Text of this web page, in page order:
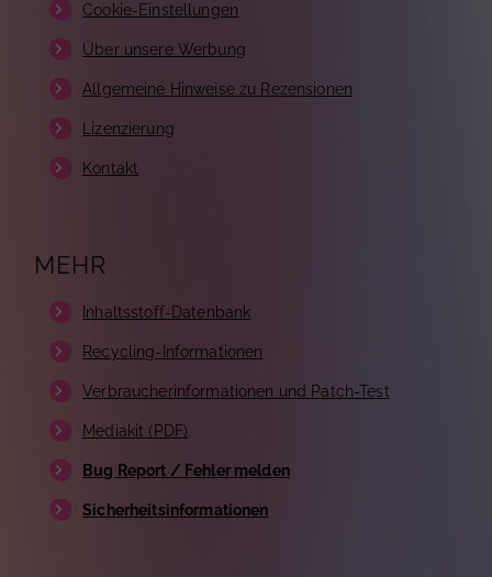
Cookie-Einstellungen
Über unsere Werbung
Allgemeine Hinweise zu Rezensionen
Lizenzierung
Kontakt
MEHR
Inhaltsstoff-Datenbank
Recycling-Informationen
Verbraucherinformationen und Patch-Test
Mediakit (PDF)
Bug Report / Fehler melden
Sicherheitsinformationen